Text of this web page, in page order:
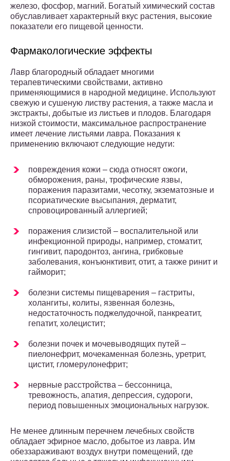
железо, фосфор, магний. Богатый химический состав
обуславливает характерный вкус растения, высокие
показатели его пищевой ценности.
Фармакологические эффекты
Лавр благородный обладает многими
терапевтическими свойствами, активно
применяющимися в народной медицине. Используют
свежую и сушеную листву растения, а также масла и
экстракты, добытые из листьев и плодов. Благодаря
низкой стоимости, максимальное распространение
имеет лечение листьями лавра. Показания к
применению включают следующие недуги:
повреждения кожи – сюда относят ожоги,
обморожения, раны, трофические язвы,
поражения паразитами, чесотку, экзематозные и
псориатические высыпания, дерматит,
спровоцированный аллергией;
поражения слизистой – воспалительной или
инфекционной природы, например, стоматит,
гингивит, пародонтоз, ангина, грибковые
заболевания, конъюнктивит, отит, а также ринит и
гайморит;
болезни системы пищеварения – гастриты,
холангиты, колиты, язвенная болезнь,
недостаточность поджелудочной, панкреатит,
гепатит, холецистит;
болезни почек и мочевыводящих путей –
пиелонефрит, мочекаменная болезнь, уретрит,
цистит, гломерулонефрит;
нервные расстройства – бессонница,
тревожность, апатия, депрессия, судороги,
период повышенных эмоциональных нагрузок.
Не менее длинным перечнем лечебных свойств
обладает эфирное масло, добытое из лавра. Им
обеззараживают воздух внутри помещений, где